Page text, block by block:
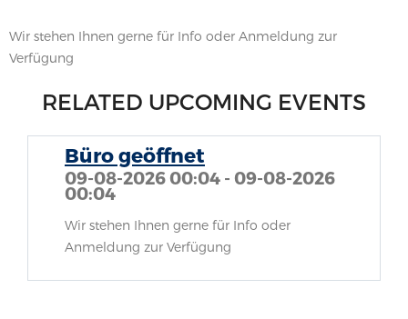
Wir stehen Ihnen gerne für Info oder Anmeldung zur
Verfügung
RELATED UPCOMING EVENTS
Büro geöffnet
09-08-2026 00:04 - 09-08-2026
00:04
Wir stehen Ihnen gerne für Info oder
Anmeldung zur Verfügung